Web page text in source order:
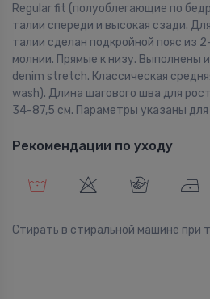
Regular fit (полуоблегающие по
талии спереди и высокая сзади.
талии сделан подкройной пояс из
молнии. Прямые к низу. Выполнены
denim stretch. Классическая
wash). Длина шагового шва для
34-87,5 см. Параметры указаны
Рекомендации по уходу
Стирать в стиральной машине при